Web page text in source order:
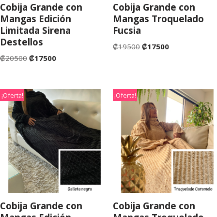
Cobija Grande con
Mangas Edición
Limitada Sirena
Destellos
₡20500 ₡17500
Cobija Grande con
Mangas Troquelado
Fucsia
₡19500 ₡17500
¡Oferta!
Cobija Grande con
¡Oferta!
Cobija Grande con